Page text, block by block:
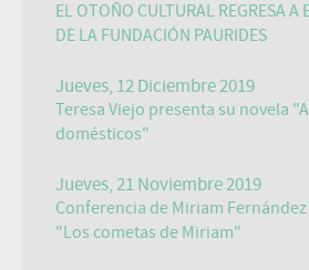
EL OTOÑO CULTURAL REGRESA A
DE LA FUNDACIÓN PAURIDES
Jueves, 12 Diciembre 2019
Teresa Viejo presenta su novela
domésticos"
Jueves, 21 Noviembre 2019
Conferencia de Miriam
"Los cometas de Miriam"